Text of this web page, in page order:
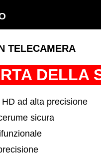
TELECAMERA
DELLA
ad alta precisione
sicura